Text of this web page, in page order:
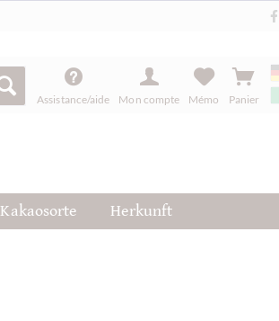
Assistance/aide Mon compte Mémo Panier
Kakaosorte Herkunft